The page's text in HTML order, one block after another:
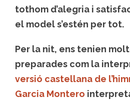
tothom d’alegria i
el model s’estén per tot.
Per la nit, ens tenien
preparades com la
versió castellana de
Garcia Montero